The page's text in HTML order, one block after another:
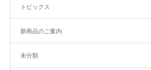
トピックス
新商品のご案内
未分類